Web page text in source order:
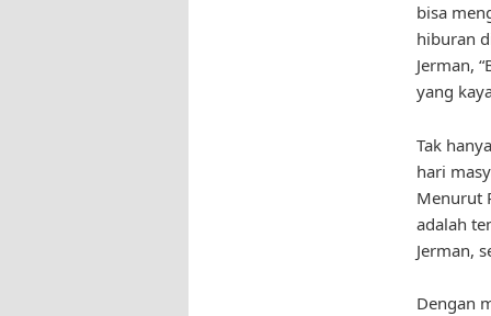
bisa
hiburan
Jerman,
yang
Tak
hari
Menurut
adalah
Jerman,
Dengan